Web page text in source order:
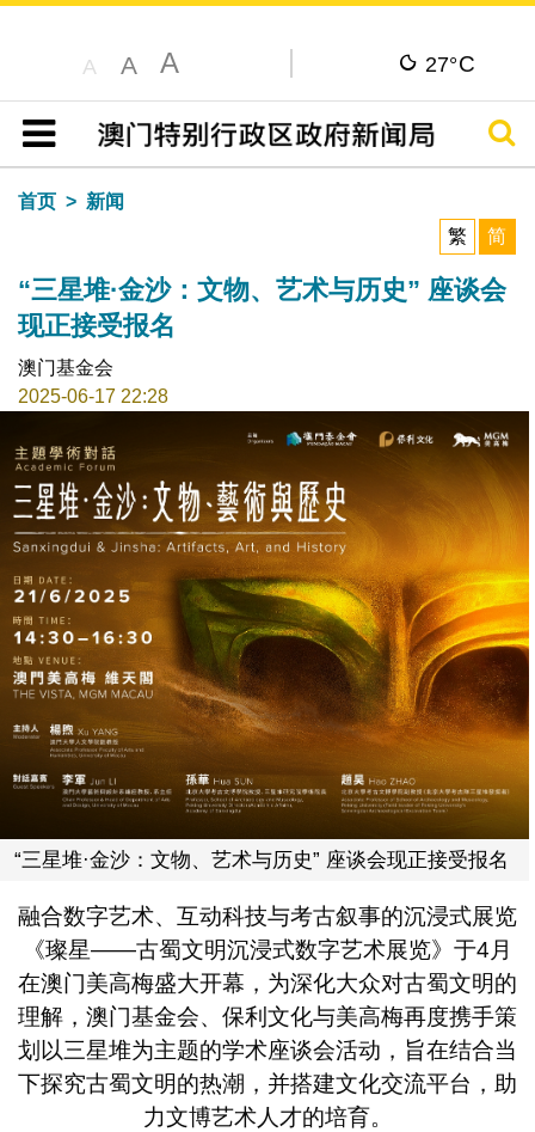
A A A 27°C
目录
搜寻
首页
新闻
繁
简
“三星堆·金沙：文物、艺术与历史” 座谈会
现正接受报名
澳门基金会
2025-06-17 22:28
“三星堆·金沙：文物、艺术与历史” 座谈会现正接受报名
融合数字艺术、互动科技与考古叙事的沉浸式展览
《璨星——古蜀文明沉浸式数字艺术展览》于4月
在澳门美高梅盛大开幕，为深化大众对古蜀文明的
理解，澳门基金会、保利文化与美高梅再度携手策
划以三星堆为主题的学术座谈会活动，旨在结合当
下探究古蜀文明的热潮，并搭建文化交流平台，助
力文博艺术人才的培育。